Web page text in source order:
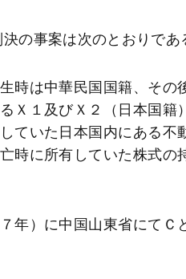
決の事案は次のとおりであ
時は中華民国国籍、その
Ｘ１及びＸ２（日本国籍
ていた日本国内にある不
時に所有していた株式の
年）に中国山東省にてＣ